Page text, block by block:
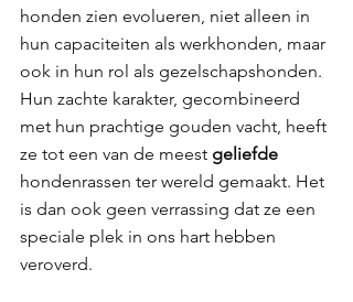
honden zien evolueren, niet alleen in
hun capaciteiten als werkhonden, maar
ook in hun rol als gezelschapshonden.
Hun zachte karakter, gecombineerd
met hun prachtige gouden vacht, heeft
ze tot een van de meest geliefde
hondenrassen ter wereld gemaakt. Het
is dan ook geen verrassing dat ze een
speciale plek in ons hart hebben
veroverd.